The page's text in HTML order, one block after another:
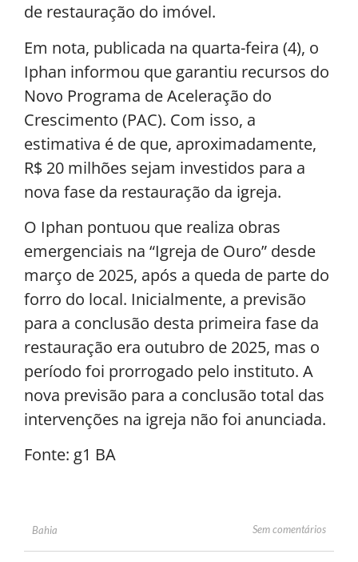
de restauração do imóvel.
Em nota, publicada na quarta-feira (4), o
Iphan informou que garantiu recursos do
Novo Programa de Aceleração do
Crescimento (PAC). Com isso, a
estimativa é de que, aproximadamente,
R$ 20 milhões sejam investidos para a
nova fase da restauração da igreja.
O Iphan pontuou que realiza obras
emergenciais na “Igreja de Ouro” desde
março de 2025, após a queda de parte do
forro do local. Inicialmente, a previsão
para a conclusão desta primeira fase da
restauração era outubro de 2025, mas o
período foi prorrogado pelo instituto. A
nova previsão para a conclusão total das
intervenções na igreja não foi anunciada.
Fonte: g1 BA
Bahia Sem comentários